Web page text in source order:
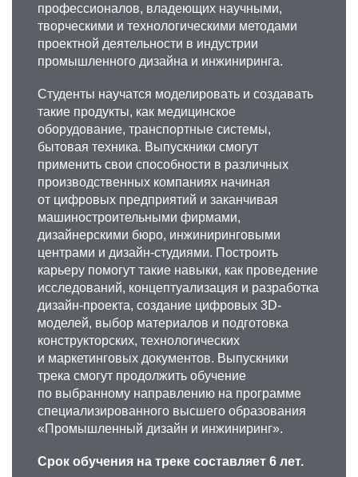
профессионалов, владеющих научными,
творческими и технологическими методами
проектной деятельности в индустрии
промышленного дизайна и инжиниринга.
Студенты научатся моделировать и создавать
такие продукты, как медицинское
оборудование, транспортные системы,
бытовая техника. Выпускники смогут
применить свои способности в различных
производственных компаниях начиная
от цифровых предприятий и заканчивая
машиностроительными фирмами,
дизайнерскими бюро, инжиниринговыми
центрами и дизайн-студиями. Построить
карьеру помогут такие навыки, как проведение
исследований, концептуализация и разработка
дизайн-проекта, создание цифровых 3D-
моделей, выбор материалов и подготовка
конструкторских, технологических
и маркетинговых документов. Выпускники
трека смогут продолжить обучение
по выбранному направлению на программе
специализированного высшего образования
«Промышленный дизайн и инжиниринг».
Срок обучения на треке составляет 6 лет.